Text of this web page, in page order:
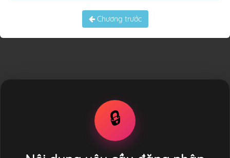
Chương trước
🔒